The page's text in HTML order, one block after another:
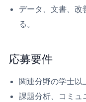
データ、文書、改
る。
応募要件
関連分野の学士以
課題分析、コミュ